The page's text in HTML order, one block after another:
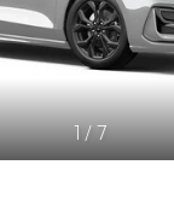
1/7